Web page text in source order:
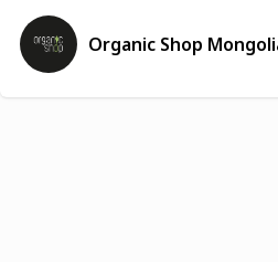
Organic Shop